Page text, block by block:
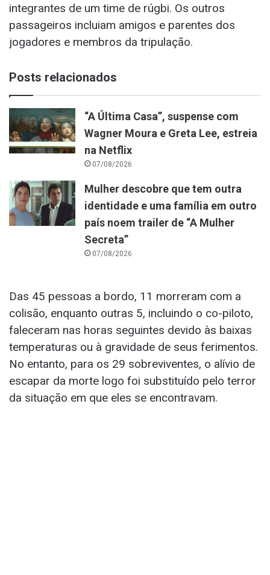
integrantes de um time de rúgbi. Os outros
passageiros incluiam amigos e parentes dos
jogadores e membros da tripulação.
Posts relacionados
“A Última Casa”, suspense com
Wagner Moura e Greta Lee, estreia
na Netflix
07/08/2026
Mulher descobre que tem outra
identidade e uma família em outro
país noem trailer de “A Mulher
Secreta”
07/08/2026
Das 45 pessoas a bordo, 11 morreram com a
colisão, enquanto outras 5, incluindo o co-piloto,
faleceram nas horas seguintes devido às baixas
temperaturas ou à gravidade de seus ferimentos.
No entanto, para os 29 sobreviventes, o alívio de
escapar da morte logo foi substituído pelo terror
da situação em que eles se encontravam.